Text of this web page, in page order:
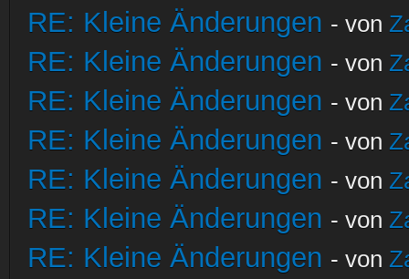
RE: Kleine Änderungen - von
RE: Kleine Änderungen - von
RE: Kleine Änderungen - von
RE: Kleine Änderungen - von
RE: Kleine Änderungen - von
RE: Kleine Änderungen - von
RE: Kleine Änderungen - von